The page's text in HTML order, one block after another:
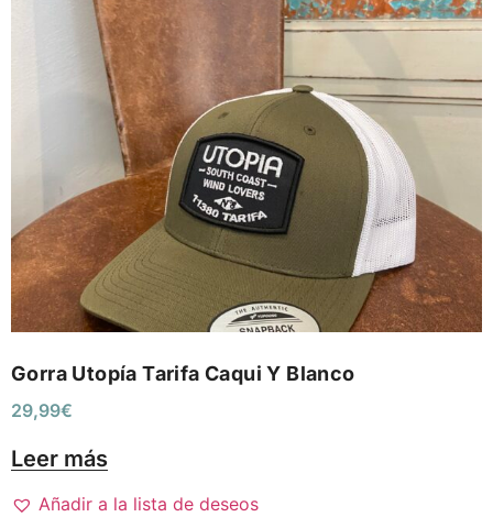
Gorra Utopía Tarifa Caqui Y Blanco
29,99€
Leer más
Añadir a la lista de deseos